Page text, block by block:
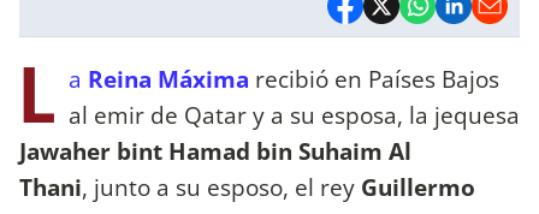
L a Reina Máxima recibió en Países Bajos
al emir de Qatar y a su esposa, la jequesa
Jawaher bint Hamad bin Suhaim Al
Thani, junto a su esposo, el rey Guillermo